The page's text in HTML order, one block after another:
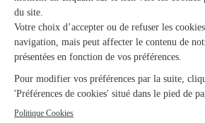
Votre fleuriste artisan à Orgerus